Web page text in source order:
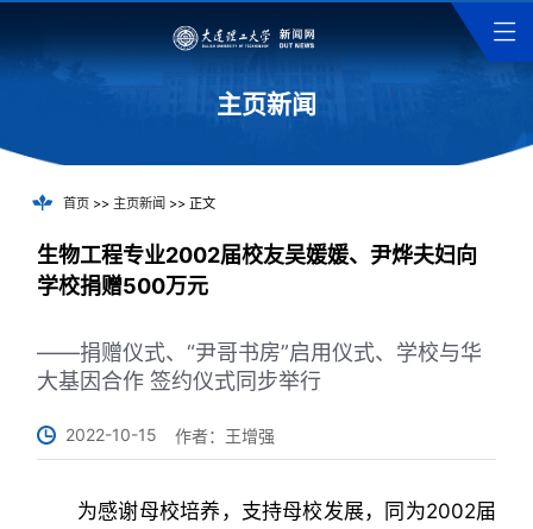
主页新闻
首页>> 主页新闻 >> 正文
生物工程专业2002届校友吴媛媛、尹烨夫妇向
学校捐赠500万元
——捐赠仪式、“尹哥书房”启用仪式、学校与华
大基因合作 签约仪式同步举行
2022-10-15 作者：王增强
为感谢母校培养，支持母校发展，同为2002届